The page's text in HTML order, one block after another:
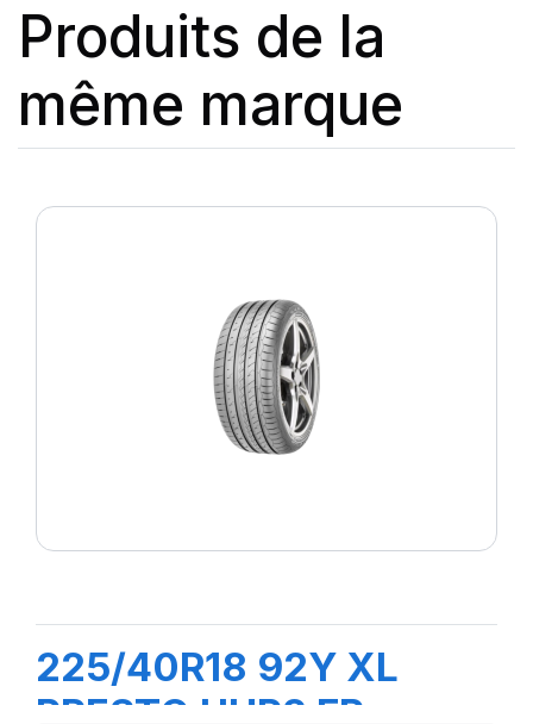
Produits de la
même marque
225/40R18 92Y XL
PRESTO UHP2 FP